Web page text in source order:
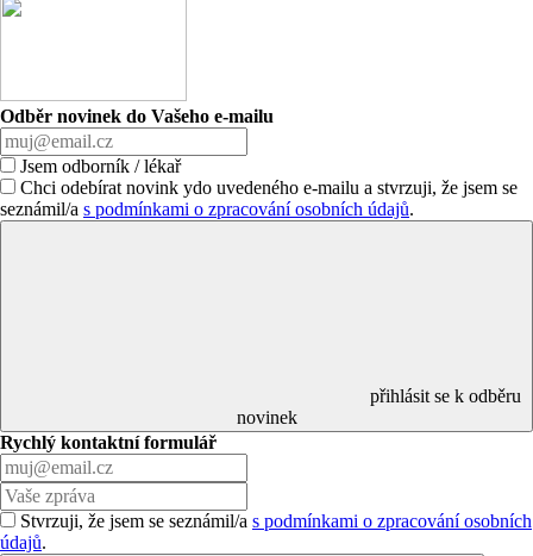
Odběr novinek do Vašeho e-mailu
Jsem odborník / lékař
Chci odebírat novink ydo uvedeného e-mailu a stvrzuji, že jsem se
seznámil/a s podmínkami o zpracování osobních údajů.
přihlásit se k odběru
novinek
Rychlý kontaktní formulář
Stvrzuji, že jsem se seznámil/a s podmínkami o zpracování osobních
údajů.